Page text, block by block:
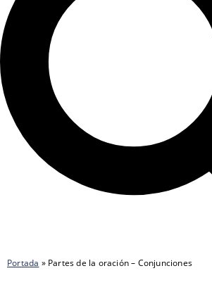
Portada » Partes de la oración – Conjunciones